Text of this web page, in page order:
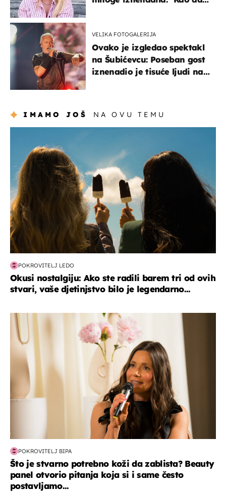
VELIKA FOTOGALERIJA
Ovako je izgledao spektakl
na Šubićevcu: Poseban gost
iznenadio je tisuće ljudi na
IMAMO JOŠ NA OVU TEMU
POKROVITELJ LEDO
Okusi nostalgiju: Ako ste radili barem tri od ovih
stvari, vaše djetinjstvo bilo je legendarno...
moda & ljepota
POKROVITELJ BIPA
Što je stvarno potrebno koži da zablista? Beauty
panel otvorio pitanja koja si i same često
postavljamo...